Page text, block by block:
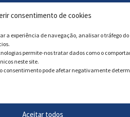
consentimento de cookies
a experiência de navegação, analisar o tráfego do
permite-nos tratar dados como o
neste site.
consentimento pode afetar negativamente
Aceitar todos